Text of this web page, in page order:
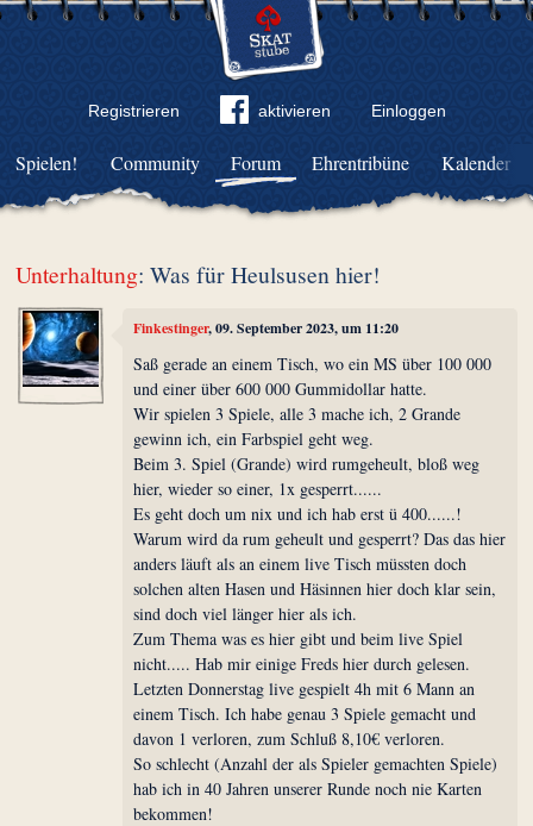
Registrieren aktivieren Einloggen
Community Forum Ehrentribüne Kalender
Spielen!
Unterhaltung: Was für Heulsusen hier!
Finkestinger, 09. September 2023, um 11:20
Saß gerade an einem Tisch, wo ein MS über 100 000
und einer über 600 000 Gummidollar hatte.
Wir spielen 3 Spiele, alle 3 mache ich, 2 Grande
gewinn ich, ein Farbspiel geht weg.
Beim 3. Spiel (Grande) wird rumgeheult, bloß weg
hier, wieder so einer, 1x gesperrt......
Es geht doch um nix und ich hab erst ü 400......!
Warum wird da rum geheult und gesperrt? Das das hier
anders läuft als an einem live Tisch müssten doch
solchen alten Hasen und Häsinnen hier doch klar sein,
sind doch viel länger hier als ich.
Zum Thema was es hier gibt und beim live Spiel
nicht..... Hab mir einige Freds hier durch gelesen.
Letzten Donnerstag live gespielt 4h mit 6 Mann an
einem Tisch. Ich habe genau 3 Spiele gemacht und
davon 1 verloren, zum Schluß 8,10€ verloren.
So schlecht (Anzahl der als Spieler gemachten Spiele)
hab ich in 40 Jahren unserer Runde noch nie Karten
bekommen!